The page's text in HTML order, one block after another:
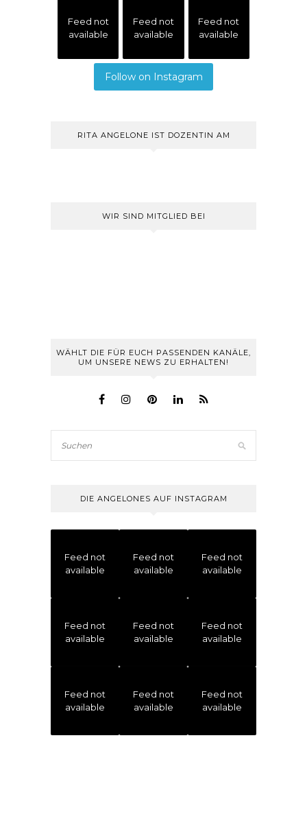
Feed not
available
Feed not
available
Feed not
available
Follow on Instagram
RITA ANGELONE IST DOZENTIN AM
WIR SIND MITGLIED BEI
WÄHLT DIE FÜR EUCH PASSENDEN KANÄLE,
UM UNSERE NEWS ZU ERHALTEN!
DIE ANGELONES AUF INSTAGRAM
Feed not
available
Feed not
available
Feed not
available
Feed not
available
Feed not
available
Feed not
available
Feed not
available
Feed not
available
Feed not
available